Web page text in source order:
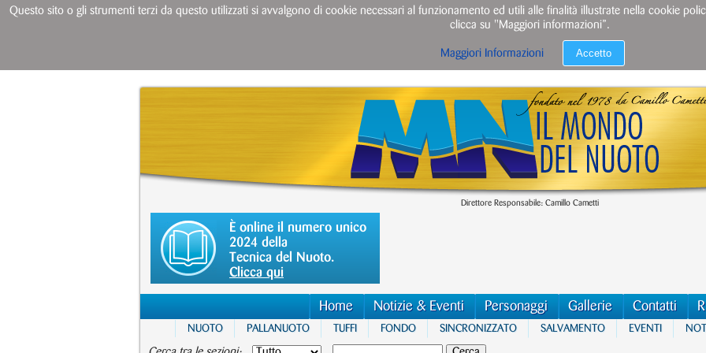
Direttore Responsabile: Camillo Cametti
È online il numero unico
2024 della
Tecnica del Nuoto.
Clicca qui
Home Notizie & Eventi Personaggi Gallerie Contatti
NUOTO PALLANUOTO TUFFI FONDO SINCRONIZZATO SALVAMENTO EVENTI
Questo sito o gli strumenti terzi da questo utilizzati si avvalgono di cookie necessari al funzionamento ed utili alle finalità illustrate nella cookie
clicca su "Maggiori informazioni”.
Maggiori Informazioni Accetto